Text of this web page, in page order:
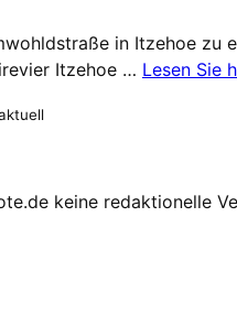
in Itzehoe zu
Itzehoe … Lesen Sie
keine redaktionelle